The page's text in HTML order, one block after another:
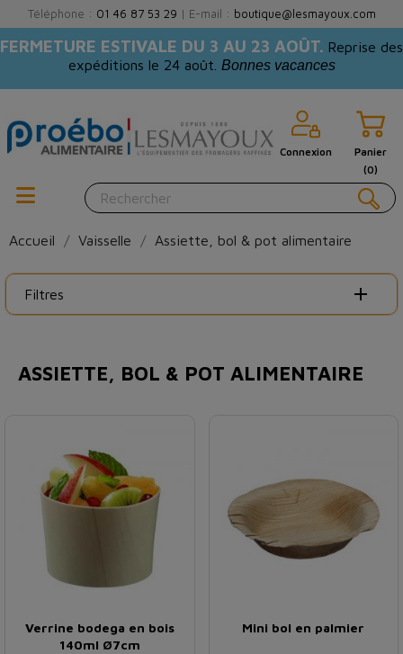
Téléphone : 01 46 87 53 29 | E-mail : boutique@lesmayoux.com
FERMETURE ESTIVALE DU 3 AU 23 AOÛT. Reprise des
expéditions le 24 août. Bonnes vacances
Connexion
Panier
(0)
Accueil Vaisselle Assiette, bol & pot alimentaire
Filtres
ASSIETTE, BOL & POT ALIMENTAIRE
Verrine bodega en bois
140ml Ø7cm
Mini bol en palmier